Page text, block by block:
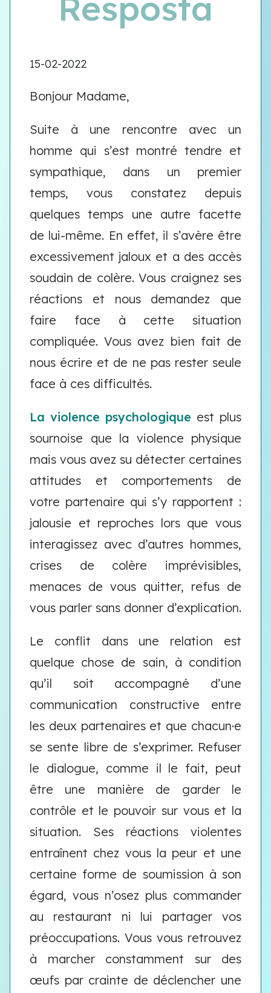
15-02-2022
Bonjour Madame,
Suite à une rencontre avec un
homme qui s’est montré tendre et
sympathique, dans un premier
temps, vous constatez depuis
quelques temps une autre facette
de lui-même. En effet, il s’avère être
excessivement jaloux et a des accès
soudain de colère. Vous craignez ses
réactions et nous demandez que
faire face à cette situation
compliquée. Vous avez bien fait de
nous écrire et de ne pas rester seule
face à ces difficultés.
La violence psychologique est plus
sournoise que la violence physique
mais vous avez su détecter certaines
attitudes et comportements de
votre partenaire qui s’y rapportent :
jalousie et reproches lors que vous
interagissez avec d’autres hommes,
crises de colère imprévisibles,
menaces de vous quitter, refus de
vous parler sans donner d’explication.
Le conflit dans une relation est
quelque chose de sain, à condition
qu’il soit accompagné d’une
communication constructive entre
les deux partenaires et que chacun·e
se sente libre de s’exprimer. Refuser
le dialogue, comme il le fait, peut
être une manière de garder le
contrôle et le pouvoir sur vous et la
situation. Ses réactions violentes
entraînent chez vous la peur et une
certaine forme de soumission à son
égard, vous n’osez plus commander
au restaurant ni lui partager vos
préoccupations. Vous vous retrouvez
à marcher constamment sur des
œufs par crainte de déclencher une